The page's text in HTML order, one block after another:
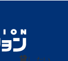
し たい